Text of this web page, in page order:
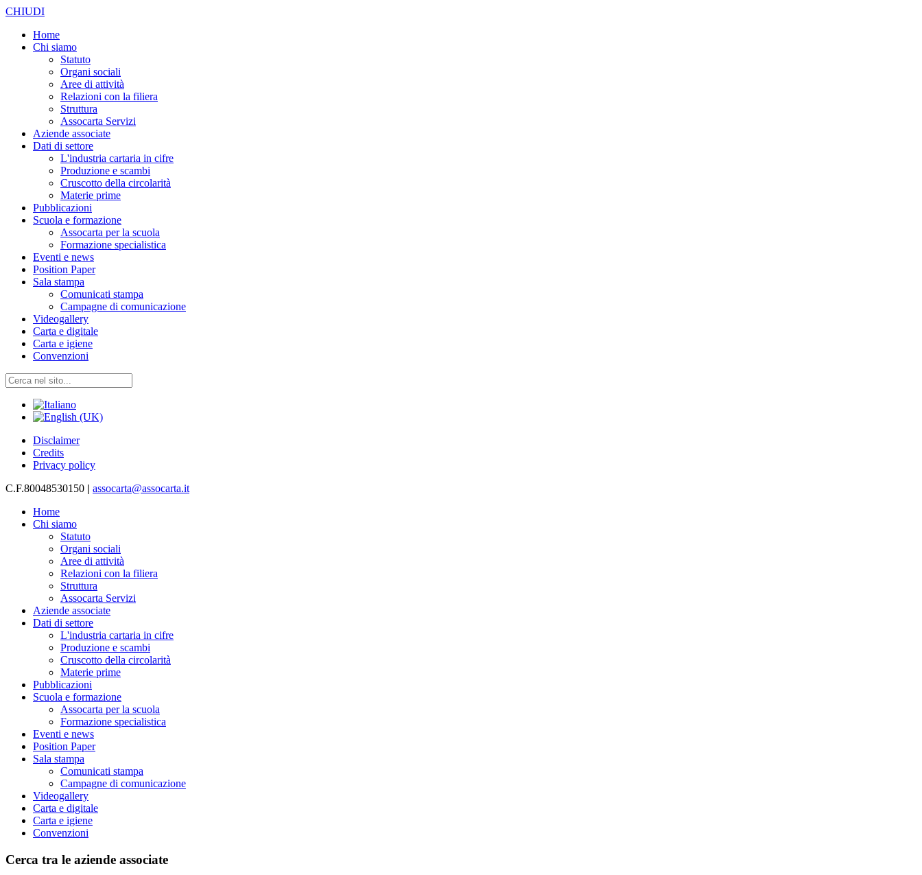
CHIUDI
Home
Chi siamo
Statuto
Organi sociali
Aree di attività
Relazioni con la filiera
Struttura
Assocarta Servizi
Aziende associate
Dati di settore
L'industria cartaria in cifre
Produzione e scambi
Cruscotto della circolarità
Materie prime
Pubblicazioni
Scuola e formazione
Assocarta per la scuola
Formazione specialistica
Eventi e news
Position Paper
Sala stampa
Comunicati stampa
Campagne di comunicazione
Videogallery
Carta e digitale
Carta e igiene
Convenzioni
Disclaimer
Credits
Privacy policy
C.F.80048530150 | assocarta@assocarta.it
Home
Chi siamo
Statuto
Organi sociali
Aree di attività
Relazioni con la filiera
Struttura
Assocarta Servizi
Aziende associate
Dati di settore
L'industria cartaria in cifre
Produzione e scambi
Cruscotto della circolarità
Materie prime
Pubblicazioni
Scuola e formazione
Assocarta per la scuola
Formazione specialistica
Eventi e news
Position Paper
Sala stampa
Comunicati stampa
Campagne di comunicazione
Videogallery
Carta e digitale
Carta e igiene
Convenzioni
Cerca tra le aziende associate